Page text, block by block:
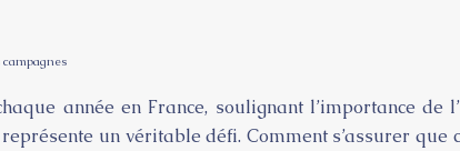
année en France, soulignant l’importance
un véritable défi. Comment s’assurer